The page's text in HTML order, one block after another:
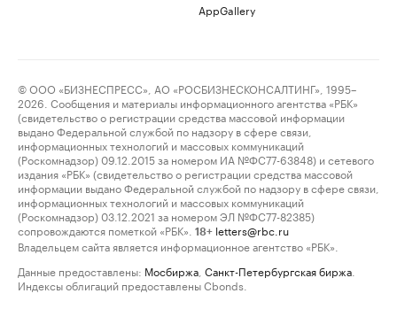
AppGallery
© ООО «БИЗНЕСПРЕСС», АО «РОСБИЗНЕСКОНСАЛТИНГ», 1995–
2026. Сообщения и материалы информационного агентства «РБК»
(свидетельство о регистрации средства массовой информации
выдано Федеральной службой по надзору в сфере связи,
информационных технологий и массовых коммуникаций
(Роскомнадзор) 09.12.2015 за номером ИА №ФС77-63848) и сетевого
издания «РБК» (свидетельство о регистрации средства массовой
информации выдано Федеральной службой по надзору в сфере связи,
информационных технологий и массовых коммуникаций
(Роскомнадзор) 03.12.2021 за номером ЭЛ №ФС77-82385)
сопровождаются пометкой «РБК».
18+ letters@rbc.ru
Владельцем сайта является информационное агентство «РБК».
Данные предоставлены: Мосбиржа Санкт-Петербургская биржа
Индексы облигаций предоставлены Cbonds.